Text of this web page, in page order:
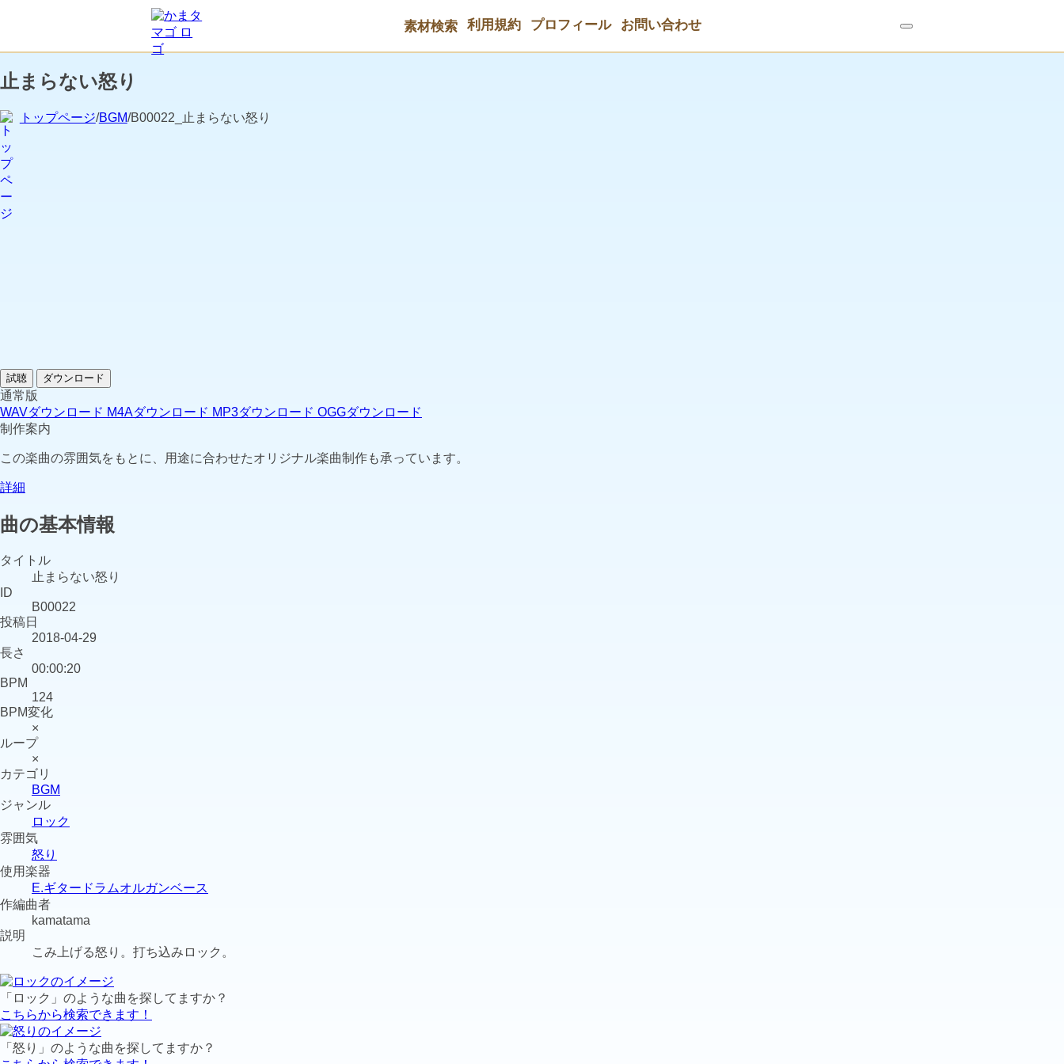
素材検索 利用規約 プロフィール お問い合わせ
止まらない怒り
トップページ/BGM/B00022_止まらない怒り
試聴 ダウンロード
通常版
WAVダウンロード M4Aダウンロード MP3ダウンロード OGGダウンロード
制作案内
この楽曲の雰囲気をもとに、用途に合わせたオリジナル楽曲制作も承っています。
詳細
曲の基本情報
タイトル
止まらない怒り
ID
B00022
投稿日
2018-04-29
長さ
00:00:20
BPM
124
BPM変化
×
ループ
×
カテゴリ
BGM
ジャンル
ロック
雰囲気
怒り
使用楽器
E.ギター ドラムオルガンベース
作編曲者
kamatama
説明
こみ上げる怒り。打ち込みロック。
「ロック」のような曲を探してますか？
こちらから検索できます！
「怒り」のような曲を探してますか？